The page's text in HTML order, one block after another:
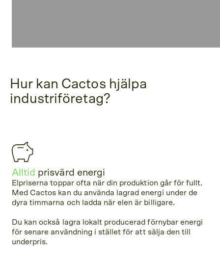
Hur kan Cactos hjälpa
industriföretag?
Alltid prisvärd energi
Elpriserna toppar ofta när din produktion går för fullt.
Med Cactos kan du använda lagrad energi under de
dyra timmarna och ladda när elen är billigare.
Du kan också lagra lokalt producerad förnybar energi
för senare användning i stället för att sälja den till
underpris.